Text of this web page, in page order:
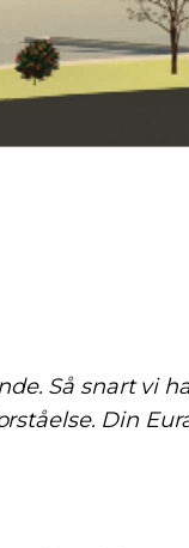
Så snart vi
Din